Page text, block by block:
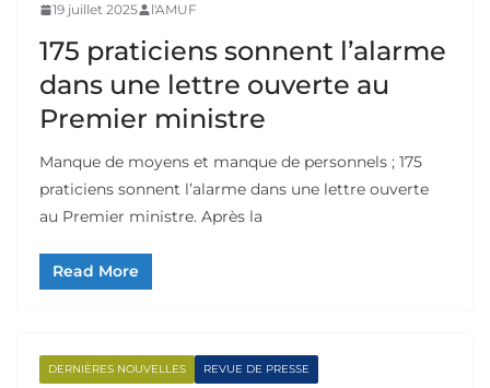
19 juillet 2025 l'AMUF
175 praticiens sonnent l’alarme
dans une lettre ouverte au
Premier ministre
Manque de moyens et manque de personnels ; 175
praticiens sonnent l’alarme dans une lettre ouverte
au Premier ministre. Après la
Read More
DERNIÈRES NOUVELLES REVUE DE PRESSE